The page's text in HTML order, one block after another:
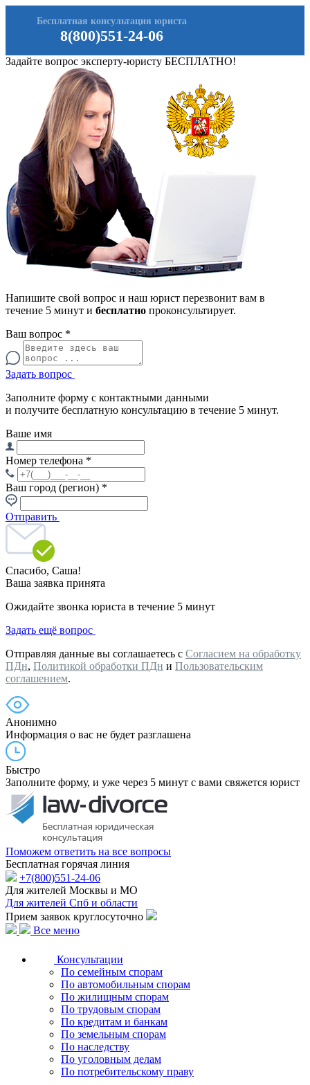
8(800)551-24-06
Бесплатная консультация юриста
Задайте вопрос эксперту-юристу БЕСПЛАТНО!
Напишите свой вопрос и наш юрист перезвонит вам в
течение 5 минут и бесплатно проконсультирует.
Ваш вопрос *
Задать вопрос
Заполните форму с контактными данными
и получите бесплатную консультацию в течение 5 минут.
Ваше имя
Номер телефона *
Ваш город (регион) *
Отправить
Спасибо, Саша!
Ваша заявка принята
Ожидайте звонка юриста в течение 5 минут
Задать ещё вопрос
Отправляя данные вы соглашаетесь с Согласием на обработку
ПДн, Политикой обработки ПДн и Пользовательским
соглашением.
Анонимно
Информация о вас не будет разглашена
Быстро
Заполните форму, и уже через 5 минут с вами свяжется юрист
Поможем ответить на все вопросы
Бесплатная горячая линия
+7(800)551-24-06
Для жителей Москвы и МО
Для жителей Спб и области
Прием заявок круглосуточно
Все меню
Консультации
По семейным спорам
По автомобильным спорам
По жилищным спорам
По трудовым спорам
По кредитам и банкам
По земельным спорам
По наследству
По уголовным делам
По потребительскому праву